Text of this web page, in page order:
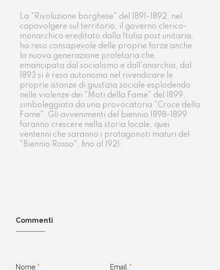
La "Rivoluzione borghese" del 1891-1892, nel
capovolgere sul territorio, il governo clerico-
monarchico ereditato dalla Italia post unitaria,
ha reso consapevole delle proprie forze anche
la nuova generazione proletaria che,
emancipata dal socialismo e dall'anarchia, dal
1893 si è resa autonoma nel rivendicare le
proprie istanze di giustizia sociale esplodendo
nelle violenze dei "Moti della Fame" del 1899,
simboleggiata da una provocatoria "Croce della
Fame". Gli avvenimenti del biennio 1898-1899
faranno crescere nella storia locale, quei
ventenni che saranno i protagonisti maturi del
"Biennio Rosso", fino al 1921.
Commenti
Nome * Email *